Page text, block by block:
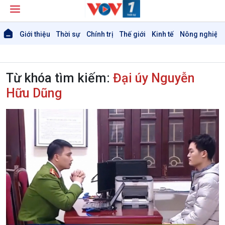
Giới thiệu Thời sự Chính trị Thế giới Kinh tế Nông nghiệp
Thời sự 6h
Thời sự 12h
Thời sự 18h
Thời sự 21h30
Chuyên mục
Theo dòng Thời sự
Chính trị
Thế giới
Từ khóa tìm kiếm: Đại úy Nguyễn
Hữu Dũng